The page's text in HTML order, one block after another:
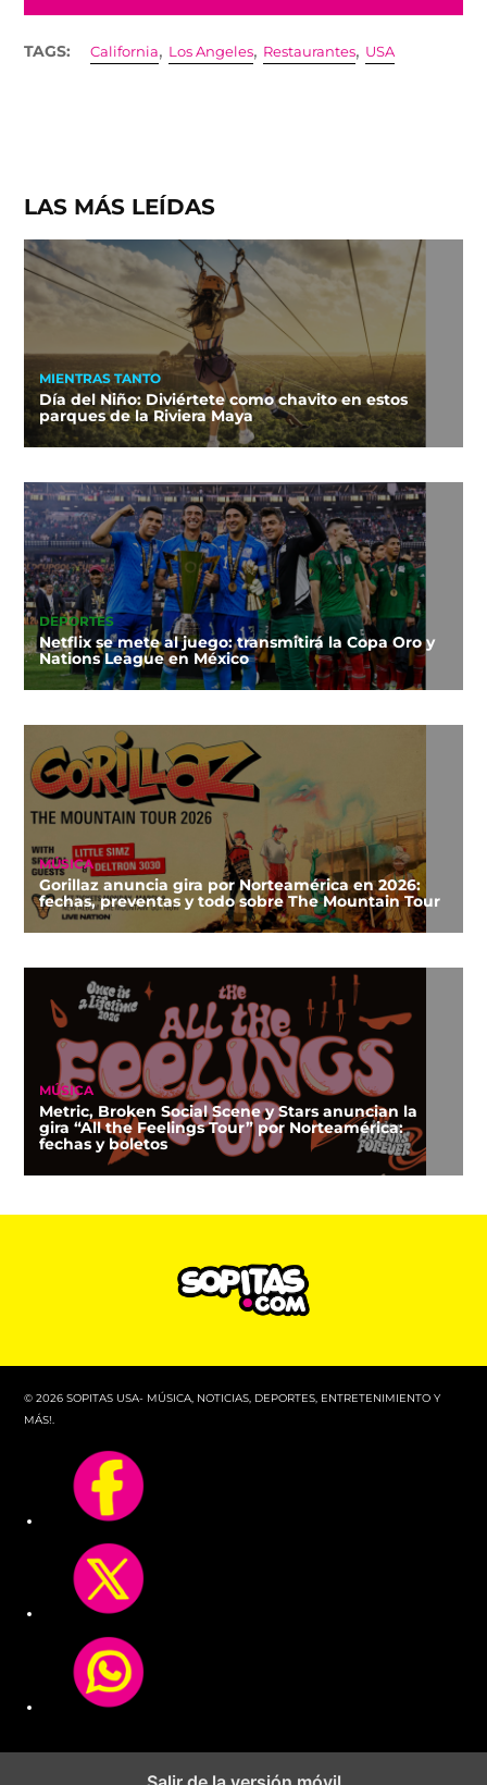
TAGS: California, Los Angeles, Restaurantes, USA
LAS MÁS LEÍDAS
MIENTRAS TANTO
Día del Niño: Diviértete como chavito en estos
parques de la Riviera Maya
DEPORTES
Netflix se mete al juego: transmitirá la Copa Oro y
Nations League en México
MÚSICA
Gorillaz anuncia gira por Norteamérica en 2026:
fechas, preventas y todo sobre The Mountain Tour
MÚSICA
Metric, Broken Social Scene y Stars anuncian la
gira “All the Feelings Tour” por Norteamérica:
fechas y boletos
© 2026 SOPITAS USA- MÚSICA, NOTICIAS, DEPORTES, ENTRETENIMIENTO Y
MÁS!.